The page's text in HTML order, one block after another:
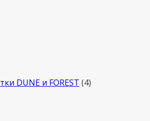
DUNE и FOREST 4